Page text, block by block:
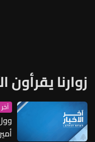
زوارنا يقرأون